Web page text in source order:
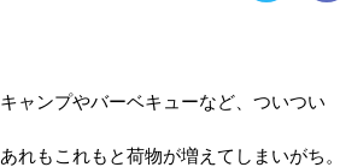
キャンプやバーベキューなど、ついつい
あれもこれもと荷物が増えてしまいがち。